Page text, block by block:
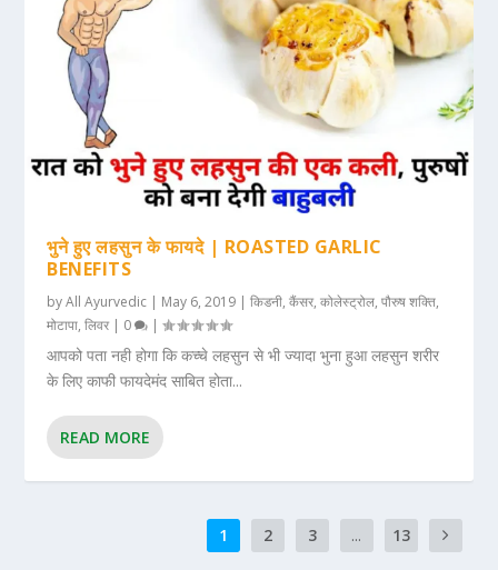
भुने हुए लहसुन के फायदे | ROASTED GARLIC
BENEFITS
byAll Ayurvedic | May 6, 2019 |किडनी,कैंसर,कोलेस्ट्रोल,पौरुष शक्ति,
मोटापा,लिवर | 0 |
आपको पता नही होगा कि कच्चे लहसुन से भी ज्यादा भुना हुआ लहसुन शरीर
के लिए काफी फायदेमंद साबित होता...
READ MORE
1 2 3 ... 13